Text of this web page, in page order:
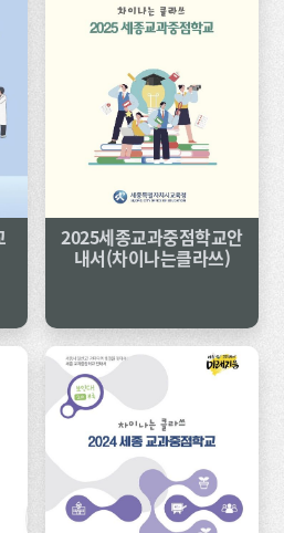
2025세종교과중점학교안
내서(차이나는클라쓰)